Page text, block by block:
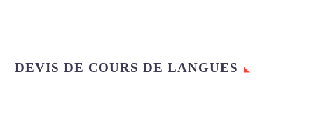
DEVIS DE COURS DE LANGUES